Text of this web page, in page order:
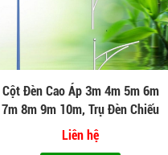
Cột Đèn Cao Áp 3m 4m 5m 6m
7m 8m 9m 10m, Trụ Đèn Chiếu
Sáng Mạ Kẽm
Liên hệ